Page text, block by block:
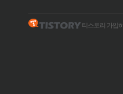
티스토리 가입